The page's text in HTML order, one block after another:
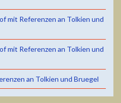
mit Referenzen an Tolkien und
mit Referenzen an Tolkien und
an Tolkien und Bruegel